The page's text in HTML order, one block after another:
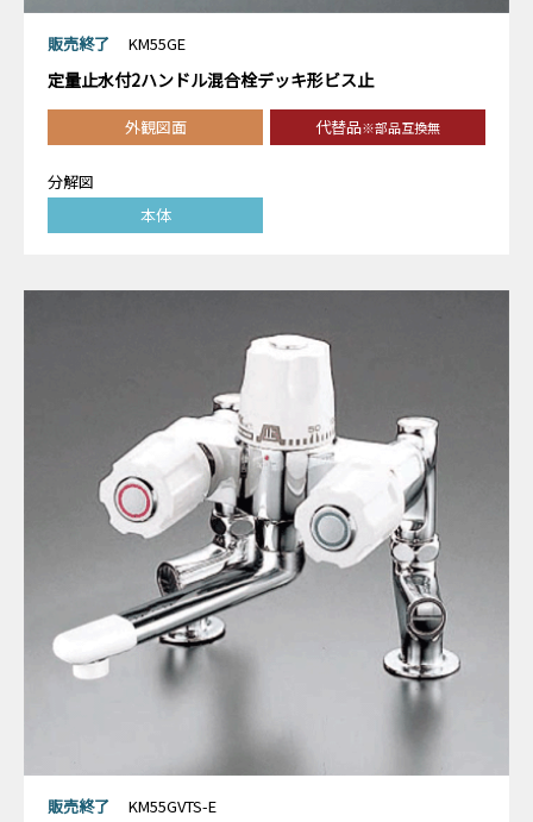
販売終了 KM55GE
定量止水付2ハンドル混合栓デッキ形ビス止
外観図面 代替品※部品互換無
分解図
本体
販売終了 KM55GVTS-E